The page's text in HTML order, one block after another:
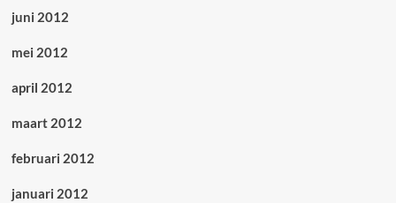
juni 2012
mei 2012
april 2012
maart 2012
februari 2012
januari 2012